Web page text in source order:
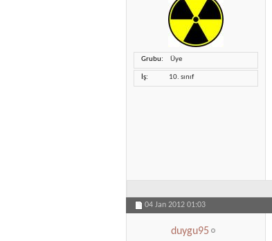
Grubu Üye
İş 10. sınıf
04 Jan 2012 01:03
duygu95